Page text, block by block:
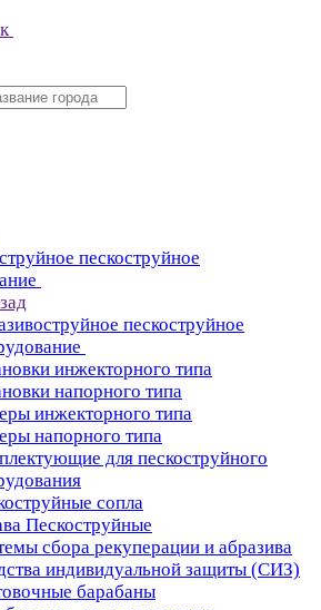
пескоструйное
пескоструйное
инжекторного типа
напорного типа
инжекторного типа
напорного типа
для пескоструйного
сопла
Пескоструйные
сбора рекуперации и абразива
индивидуальной защиты (СИЗ)
барабаны